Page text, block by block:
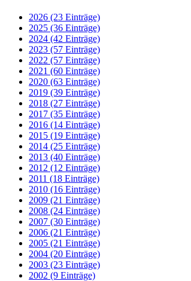
2026 (23 Einträge)
2025 (36 Einträge)
2024 (42 Einträge)
2023 (57 Einträge)
2022 (57 Einträge)
2021 (60 Einträge)
2020 (63 Einträge)
2019 (39 Einträge)
2018 (27 Einträge)
2017 (35 Einträge)
2016 (14 Einträge)
2015 (19 Einträge)
2014 (25 Einträge)
2013 (40 Einträge)
2012 (12 Einträge)
2011 (18 Einträge)
2010 (16 Einträge)
2009 (21 Einträge)
2008 (24 Einträge)
2007 (30 Einträge)
2006 (21 Einträge)
2005 (21 Einträge)
2004 (20 Einträge)
2003 (23 Einträge)
2002 (9 Einträge)